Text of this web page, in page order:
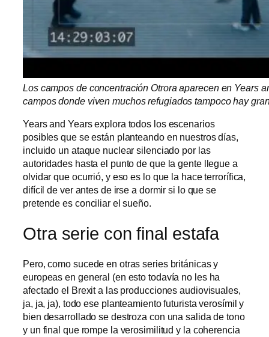
Los campos de concentración Otrora aparecen en Years
campos donde viven muchos refugiados tampoco hay
Years and Years explora todos los escenarios
posibles que se están planteando en nuestros días,
incluido un ataque nuclear silenciado por las
autoridades hasta el punto de que la gente llegue a
olvidar que ocurrió, y eso es lo que la hace terrorífica,
difícil de ver antes de irse a dormir si lo que se
pretende es conciliar el sueño.
Otra serie con final estafa
Pero, como sucede en otras series británicas y
europeas en general (en esto todavía no les ha
afectado el Brexit a las producciones audiovisuales,
ja, ja, ja), todo ese planteamiento futurista verosímil y
bien desarrollado se destroza con una salida de tono
y un final que rompe la verosimilitud y la coherencia